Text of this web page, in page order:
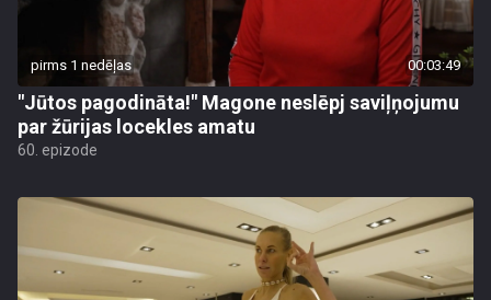
pirms 1 nedēļas 00:03:49
"Jūtos pagodināta!" Magone neslēpj saviļņojumu
par žūrijas locekles amatu
60. epizode